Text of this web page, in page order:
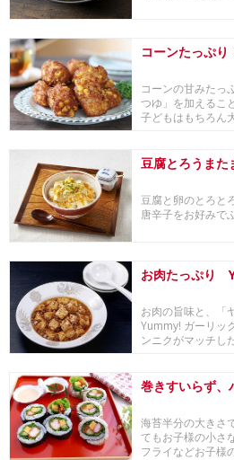
コーンたっぷり
コーンの甘みたっ
つゆ」を加えるこ
子どもはもちろん
豆腐とろうまた
豆腐と卵のとろと
唐辛子をお好みで
お肉たっぷり
お肉の旨味と、「
Yummy! ガーリッ
ンニクがマッチし
巻きすいらず、
海苔半分の大きさ
てもお子様の小さ
フライなどお子様